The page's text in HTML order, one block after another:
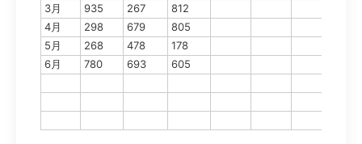
3月
935 267
812
4月
298 679
805
5月
268 478
178
6月
780 693 605